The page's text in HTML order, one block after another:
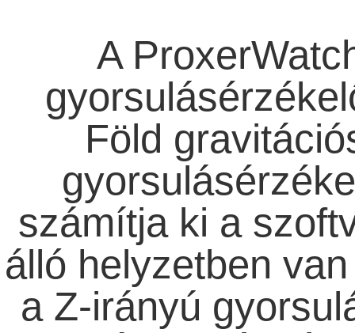
A
Föld
számítja ki a
álló helyzetben
a Z-irányú